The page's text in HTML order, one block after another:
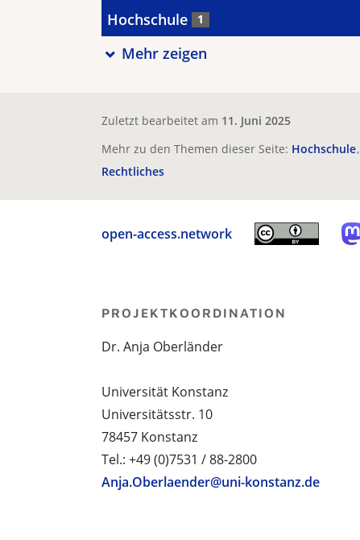
Hochschule 1
Mehr zeigen
Zuletzt bearbeitet am 11. Juni 2025
Mehr zu den Themen dieser Seite: Hochschule
Rechtliches
open-access.network
PROJEKTKOORDINATION
Dr. Anja Oberländer
Universität Konstanz
Universitätsstr. 10
78457 Konstanz
Tel.: +49 (0)7531 / 88-2800
Anja.Oberlaender@uni-konstanz.de